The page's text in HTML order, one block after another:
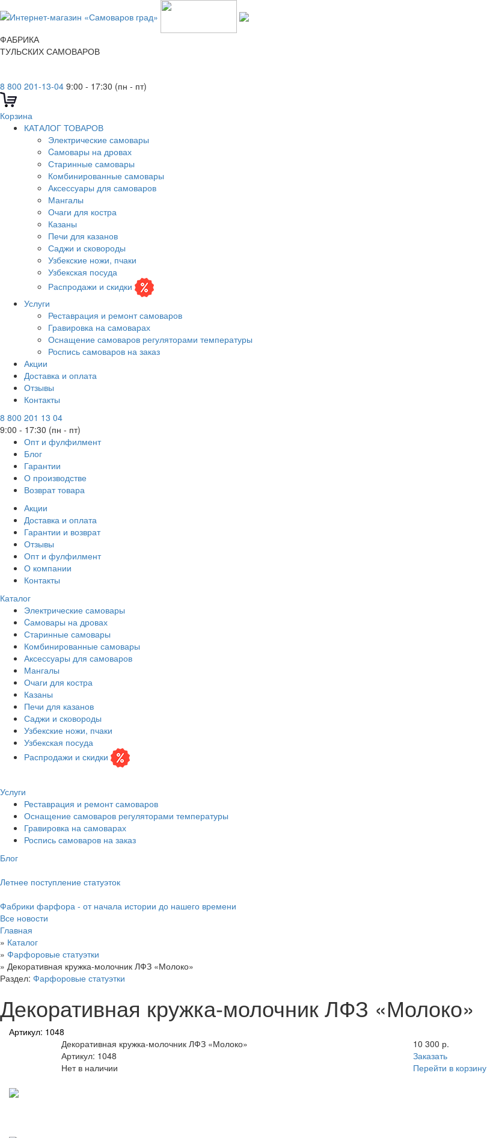
ФАБРИКА
ТУЛЬСКИХ САМОВАРОВ
8 800 201-13-04 9:00 - 17:30 (пн - пт)
Корзина
КАТАЛОГ ТОВАРОВ
Электрические самовары
Cамовары на дровах
Старинные самовары
Комбинированные самовары
Аксессуары для самоваров
Мангалы
Очаги для костра
Казаны
Печи для казанов
Саджи и сковороды
Узбекские ножи, пчаки
Узбекская посуда
Распродажи и скидки
Услуги
Реставрация и ремонт самоваров
Гравировка на самоварах
Оснащение самоваров регуляторами температуры
Роспись самоваров на заказ
Акции
Доставка и оплата
Отзывы
Контакты
8 800 201 13 04
9:00 - 17:30 (пн - пт)
Опт и фулфилмент
Блог
Гарантии
О производстве
Возврат товара
Акции
Доставка и оплата
Гарантии и возврат
Отзывы
Опт и фулфилмент
О компании
Контакты
Каталог
Электрические самовары
Cамовары на дровах
Старинные самовары
Комбинированные самовары
Аксессуары для самоваров
Мангалы
Очаги для костра
Казаны
Печи для казанов
Саджи и сковороды
Узбекские ножи, пчаки
Узбекская посуда
Распродажи и скидки
Услуги
Реставрация и ремонт самоваров
Оснащение самоваров регуляторами температуры
Гравировка на самоварах
Роспись самоваров на заказ
Блог
Летнее поступление статуэток
Фабрики фарфора - от начала истории до нашего времени
Все новости
Главная
» Каталог
» Фарфоровые статуэтки
» Декоративная кружка-молочник ЛФЗ «Молоко»
Раздел: Фарфоровые статуэтки
Декоративная кружка-молочник ЛФЗ «Молоко»
Артикул: 1048
Декоративная кружка-молочник ЛФЗ «Молоко»
Артикул: 1048
Нет в наличии
10 300 р.
Заказать
Перейти в корзину